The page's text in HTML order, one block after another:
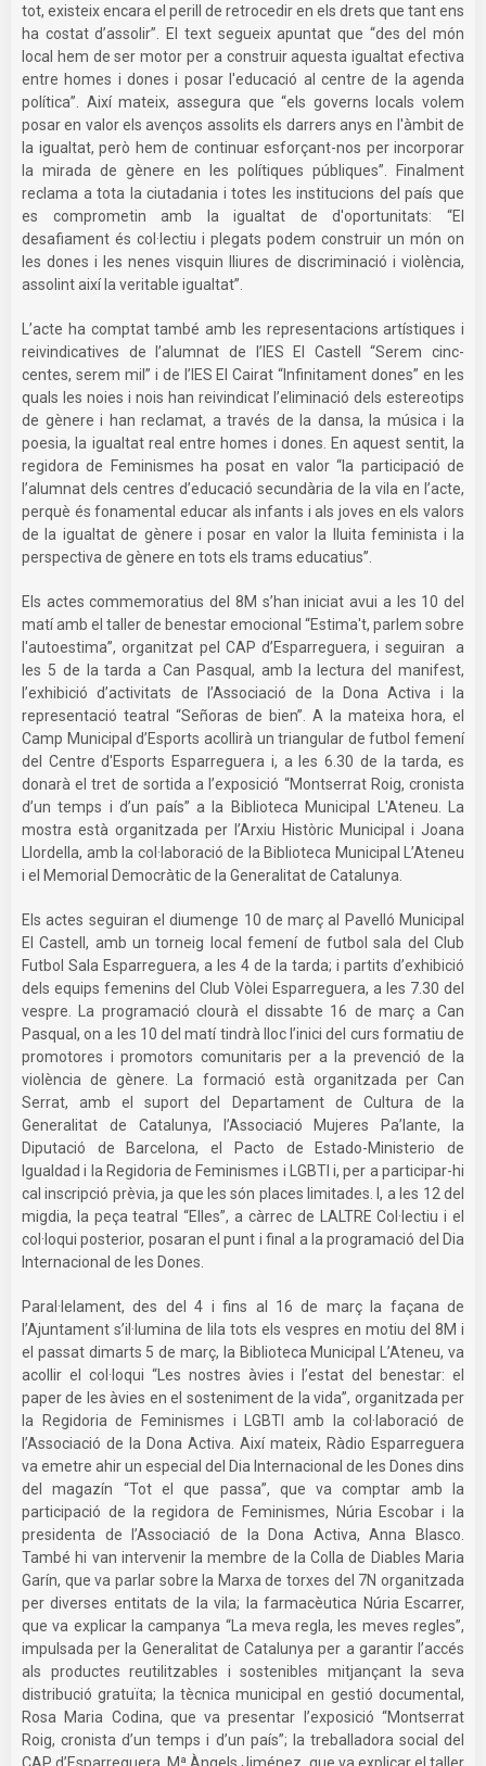
tot, existeix encara el perill de retrocedir en els drets que tant ens
ha costat d’assolir”. El text segueix apuntat que “des del món
local hem de ser motor per a construir aquesta igualtat efectiva
entre homes i dones i posar l'educació al centre de la agenda
política”. Així mateix, assegura que “els governs locals volem
posar en valor els avenços assolits els darrers anys en l'àmbit de
la igualtat, però hem de continuar esforçant-nos per incorporar
la mirada de gènere en les polítiques públiques”. Finalment
reclama a tota la ciutadania i totes les institucions del país que
es comprometin amb la igualtat de d'oportunitats: “El
desafiament és col·lectiu i plegats podem construir un món on
les dones i les nenes visquin lliures de discriminació i violència,
assolint així la veritable igualtat”.
L’acte ha comptat també amb les representacions artístiques i
reivindicatives de l’alumnat de l’IES El Castell “Serem cinc-
centes, serem mil” i de l’IES El Cairat “Infinitament dones” en les
quals les noies i nois han reivindicat l’eliminació dels estereotips
de gènere i han reclamat, a través de la dansa, la música i la
poesia, la igualtat real entre homes i dones. En aquest sentit, la
regidora de Feminismes ha posat en valor “la participació de
l’alumnat dels centres d’educació secundària de la vila en l’acte,
perquè és fonamental educar als infants i als joves en els valors
de la igualtat de gènere i posar en valor la lluita feminista i la
perspectiva de gènere en tots els trams educatius”.
Els actes commemoratius del 8M s’han iniciat avui a les 10 del
matí amb el taller de benestar emocional “Estima't, parlem sobre
l'autoestima”, organitzat pel CAP d’Esparreguera, i seguiran a
les 5 de la tarda a Can Pasqual, amb la lectura del manifest,
l’exhibició d’activitats de l’Associació de la Dona Activa i la
representació teatral “Señoras de bien”. A la mateixa hora, el
Camp Municipal d’Esports acollirà un triangular de futbol femení
del Centre d'Esports Esparreguera i, a les 6.30 de la tarda, es
donarà el tret de sortida a l’exposició “Montserrat Roig, cronista
d’un temps i d’un país” a la Biblioteca Municipal L'Ateneu. La
mostra està organitzada per l’Arxiu Històric Municipal i Joana
Llordella, amb la col·laboració de la Biblioteca Municipal L’Ateneu
i el Memorial Democràtic de la Generalitat de Catalunya.
Els actes seguiran el diumenge 10 de març al Pavelló Municipal
El Castell, amb un torneig local femení de futbol sala del Club
Futbol Sala Esparreguera, a les 4 de la tarda; i partits d’exhibició
dels equips femenins del Club Vòlei Esparreguera, a les 7.30 del
vespre. La programació clourà el dissabte 16 de març a Can
Pasqual, on a les 10 del matí tindrà lloc l’inici del curs formatiu de
promotores i promotors comunitaris per a la prevenció de la
violència de gènere. La formació està organitzada per Can
Serrat, amb el suport del Departament de Cultura de la
Generalitat de Catalunya, l’Associació Mujeres Pa’lante, la
Diputació de Barcelona, el Pacto de Estado-Ministerio de
Igualdad i la Regidoria de Feminismes i LGBTI i, per a participar-hi
cal inscripció prèvia, ja que les són places limitades. I, a les 12 del
migdia, la peça teatral “Elles”, a càrrec de LALTRE Col·lectiu i el
col·loqui posterior, posaran el punt i final a la programació del Dia
Internacional de les Dones.
Paral·lelament, des del 4 i fins al 16 de març la façana de
l’Ajuntament s’il·lumina de lila tots els vespres en motiu del 8M i
el passat dimarts 5 de març, la Biblioteca Municipal L’Ateneu, va
acollir el col·loqui “Les nostres àvies i l’estat del benestar: el
paper de les àvies en el sosteniment de la vida”, organitzada per
la Regidoria de Feminismes i LGBTI amb la col·laboració de
l’Associació de la Dona Activa. Així mateix, Ràdio Esparreguera
va emetre ahir un especial del Dia Internacional de les Dones dins
del magazín “Tot el que passa”, que va comptar amb la
participació de la regidora de Feminismes, Núria Escobar i la
presidenta de l’Associació de la Dona Activa, Anna Blasco.
També hi van intervenir la membre de la Colla de Diables Maria
Garín, que va parlar sobre la Marxa de torxes del 7N organitzada
per diverses entitats de la vila; la farmacèutica Núria Escarrer,
que va explicar la campanya “La meva regla, les meves regles”,
impulsada per la Generalitat de Catalunya per a garantir l’accés
als productes reutilitzables i sostenibles mitjançant la seva
distribució gratuïta; la tècnica municipal en gestió documental,
Rosa Maria Codina, que va presentar l’exposició “Montserrat
Roig, cronista d’un temps i d’un país”; la treballadora social del
CAP d’Esparreguera, Mª Àngels Jiménez, que va explicar el taller